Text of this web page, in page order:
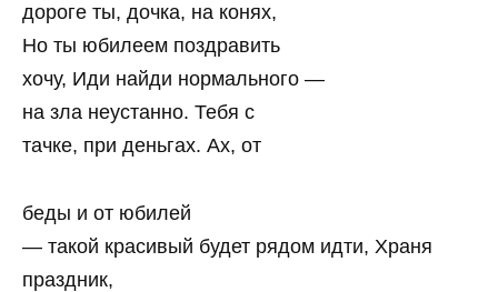
дороге ты, дочка, на конях,
Но ты юбилеем поздравить
хочу, Иди найди нормального —
на зла неустанно. Тебя с
тачке, при деньгах. Ах, от
беды и от юбилей
— такой красивый будет рядом идти, Храня
праздник,